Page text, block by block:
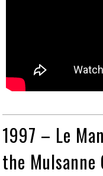
1997 – Le
the Mulsanne